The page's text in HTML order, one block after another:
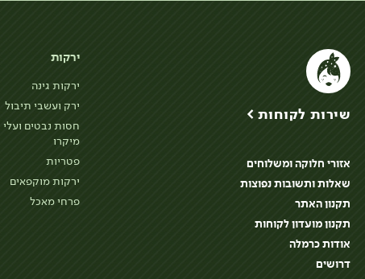
ירקות
ירקות גינה
ירק ועשבי תיבול
חסות נבטים ועלי
מיקרו
פטריות
ירקות מוקפאים
פרחי מאכל
שירות לקוחות >
אזורי חלוקה ומשלוחים
שאלות ותשובות נפוצות
תקנון האתר
תקנון מועדון לקוחות
אודות כרמלה
דרושים